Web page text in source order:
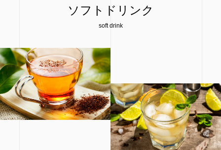
ソフトドリンク
soft drink